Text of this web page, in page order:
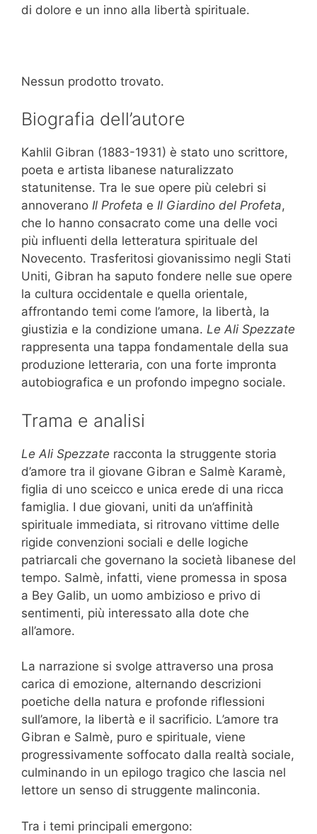
di dolore e un inno alla libertà spirituale.
Nessun prodotto trovato.
Biografia dell’autore
Kahlil Gibran (1883-1931) è stato uno scrittore,
poeta e artista libanese naturalizzato
statunitense. Tra le sue opere più celebri si
annoverano Il Profeta e Il Giardino del Profeta,
che lo hanno consacrato come una delle voci
più influenti della letteratura spirituale del
Novecento. Trasferitosi giovanissimo negli Stati
Uniti, Gibran ha saputo fondere nelle sue opere
la cultura occidentale e quella orientale,
affrontando temi come l’amore, la libertà, la
giustizia e la condizione umana. Le Ali Spezzate
rappresenta una tappa fondamentale della sua
produzione letteraria, con una forte impronta
autobiografica e un profondo impegno sociale.
Trama e analisi
Le Ali Spezzate racconta la struggente storia
d’amore tra il giovane Gibran e Salmè Karamè,
figlia di uno sceicco e unica erede di una ricca
famiglia. I due giovani, uniti da un’affinità
spirituale immediata, si ritrovano vittime delle
rigide convenzioni sociali e delle logiche
patriarcali che governano la società libanese del
tempo. Salmè, infatti, viene promessa in sposa
a Bey Galib, un uomo ambizioso e privo di
sentimenti, più interessato alla dote che
all’amore.
La narrazione si svolge attraverso una prosa
carica di emozione, alternando descrizioni
poetiche della natura e profonde riflessioni
sull’amore, la libertà e il sacrificio. L’amore tra
Gibran e Salmè, puro e spirituale, viene
progressivamente soffocato dalla realtà sociale,
culminando in un epilogo tragico che lascia nel
lettore un senso di struggente malinconia.
Tra i temi principali emergono: